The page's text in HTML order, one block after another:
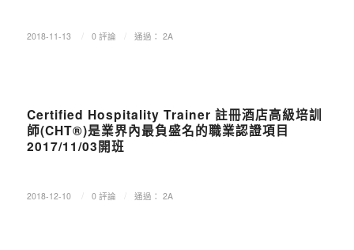
2018-11-13 0 評論 通過： 2A
Certified Hospitality Trainer 註冊酒店高級培訓
師(CHT®)是業界內最負盛名的職業認證項目
2017/11/03開班
2018-12-10 0 評論 通過： 2A